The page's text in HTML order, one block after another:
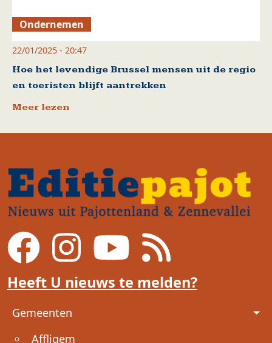
Ondernemen
22/01/2025 - 20:47
Hoe het levendige Brussel mensen uit de regio
en toeristen blijft aantrekken
Meer lezen
Heeft U nieuws te melden?
Voet
Gemeenten
Affligem